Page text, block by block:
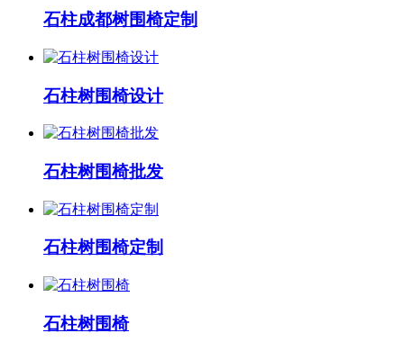
石柱成都树围椅定制
石柱树围椅设计
石柱树围椅批发
石柱树围椅定制
石柱树围椅